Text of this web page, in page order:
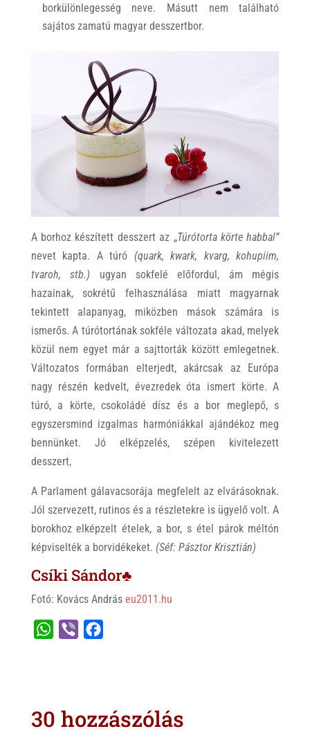
borkülönlegesség neve. Másutt nem található
sajátos zamatú magyar desszertbor.
A borhoz készített desszert az „Túrótorta körte habbal”
nevet kapta. A túró (quark, kwark, kvarg, kohupiim,
tvaroh, stb.) ugyan sokfelé előfordul, ám mégis
hazainak, sokrétű felhasználása miatt magyarnak
tekintett alapanyag, miközben mások számára is
ismerős. A túrótortának sokféle változata akad, melyek
közül nem egyet már a sajttorták között emlegetnek.
Változatos formában elterjedt, akárcsak az Európa
nagy részén kedvelt, évezredek óta ismert körte. A
túró, a körte, csokoládé dísz és a bor meglepő, s
egyszersmind izgalmas harmóniákkal ajándékoz meg
bennünket. Jó elképzelés, szépen kivitelezett
desszert,
A Parlament gálavacsorája megfelelt az elvárásoknak.
Jól szervezett, rutinos és a részletekre is ügyelő volt. A
borokhoz elképzelt ételek, a bor, s étel párok méltón
képviselték a borvidékeket. (Séf: Pásztor Krisztián)
Csíki Sándor♣
Fotó: Kovács András eu2011.hu
A
o
30 hozzászólás